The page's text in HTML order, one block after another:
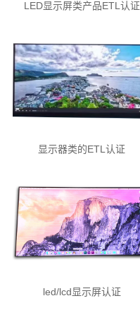
LED显示屏类产品ETL认证
显示器类的ETL认证
led/lcd显示屏认证